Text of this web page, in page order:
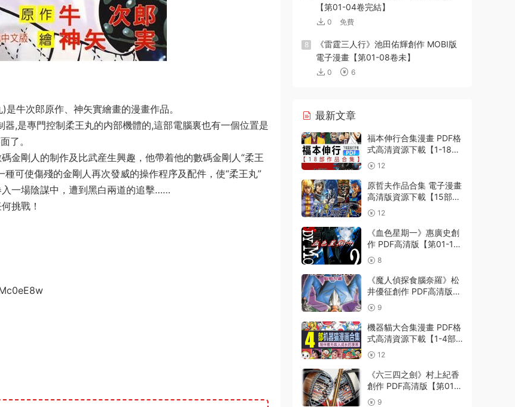
牛次郎原作、神矢實繪畫的漫畫作品。
,是專門控制柔王丸的内部機體的,這部電腦裏也有一個位置是
了。
金剛人的制作及比武産生興趣，他帶着他的數碼金剛人“柔王
可使傷殘的金剛人再次發威的操作程序及配件，使“柔王丸”
一場陰謀中，遭到黑白兩道的追擊……
挑戰！
【第01-04卷完結】
0 免費
8
《雷霆三人行》池田佑輝創作 MOBI版
電子漫畫【第01-08卷未】
0 6
最新文章
福本伸行合集漫畫 PDF格
式高清資源下載【1-18部
完結】Kindle電子漫畫資
源精品
12
原哲夫作品合集 電子漫畫
高清版資源下載【15部合
集完結】【PDF格式】
【電子版漫畫】
12
《血色星期一》惠廣史創
作 PDF高清版【第01-11
卷完結】
8
《魔人偵探食腦奈羅》松
井優征創作 PDF高清版
【第01-23卷完結】
9
機器貓大合集漫畫 PDF格
式高清資源下載【1-4部
合集完結】Kindle電子漫
畫資源精品
12
《六三四之劍》村上紀香
創作 PDF高清版【第01-
24卷完結】
9